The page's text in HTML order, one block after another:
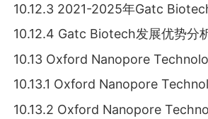
10.12.3 2021-2025年Gatc
10.12.4 Gatc Biotech发展优势分
10.13 Oxford Nanopore
10.13.1 Oxford Nanopore
10.13.2 Oxford Nanopore